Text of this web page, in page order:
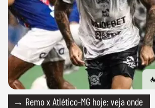
→ Remo x Atlético-MG hoje: veja onde